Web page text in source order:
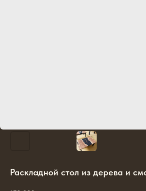
Раскладной стол из дерева и